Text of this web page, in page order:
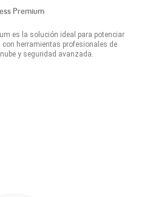
Premium
es la solución ideal para potenciar
con herramientas profesionales de
y seguridad avanzada.